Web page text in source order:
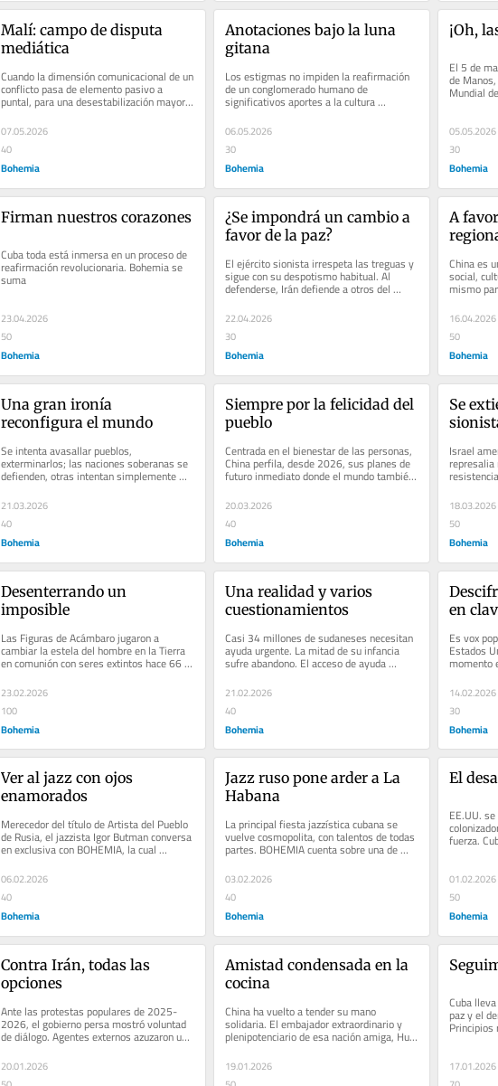
Malí: campo de disputa
mediática
Cuando la dimensión comunicacional de un
conflicto pasa de elemento pasivo a
puntal, para una desestabilización mayor,
no es algo casual
07.05.2026
40
Bohemia
Anotaciones bajo la luna
gitana
Los estigmas no impiden la reafirmación
de un conglomerado humano de
significativos aportes a la cultura
universal
06.05.2026
30
Bohemia
¡Oh,
El 5 de
de
Mundial
05.05.2026
30
Bohemia
Firman nuestros corazones
Cuba toda está inmersa en un proceso de
reafirmación revolucionaria. Bohemia se
suma
23.04.2026
50
Bohemia
¿Se impondrá un cambio a
favor de la paz?
El ejército sionista irrespeta las treguas y
sigue con su despotismo habitual. Al
defenderse, Irán defiende a otros del
colonialismo
22.04.2026
30
Bohemia
A
China es
social,
mismo
a quien le
16.04.2026
50
Bohemia
Una gran ironía
reconfigura el mundo
Se intenta avasallar pueblos,
exterminarlos; las naciones soberanas se
defienden, otras intentan simplemente
ser. ¿Hacia dónde va el mundo, cómo...
21.03.2026
40
Bohemia
Siempre por la felicidad del
pueblo
Centrada en el bienestar de las personas,
China perfila, desde 2026, sus planes de
futuro inmediato donde el mundo también
20.03.2026
40
Bohemia
Se
Israel
resistencia
18.03.2026
50
Bohemia
Desenterrando un
imposible
Las Figuras de Acámbaro jugaron a
cambiar la estela del hombre en la Tierra
en comunión con seres extintos hace 66
23.02.2026
100
Bohemia
Una realidad y varios
cuestionamientos
Casi 34 millones de sudaneses necesitan
ayuda urgente. La mitad de su infancia
sufre abandono. El acceso de ayuda
21.02.2026
40
Bohemia
en
Es vox
Estados
momento
14.02.2026
30
Bohemia
Ver al jazz con ojos
enamorados
Merecedor del título de Artista del Pueblo
de Rusia, el jazzista Igor Butman conversa
en exclusiva con BOHEMIA, la cual
comprueba su compromiso con...
06.02.2026
40
Bohemia
Jazz ruso pone arder a La
Habana
La principal fiesta jazzística cubana se
vuelve cosmopolita, con talentos de todas
partes. BOHEMIA cuenta sobre una de
esas experiencias La entrada...
03.02.2026
40
Bohemia
El
EE.UU.
fuerza.
01.02.2026
50
Bohemia
Contra Irán, todas las
opciones
Ante las protestas populares de 2025-
2026, el gobierno persa mostró voluntad
de diálogo. Agentes externos azuzaron un
clima de confrontación y...
20.01.2026
Amistad condensada en la
cocina
China ha vuelto a tender su mano
solidaria. El embajador extraordinario y
plenipotenciario de esa nación amiga, Hua
Xin, hizo entrega formal de un...
19.01.2026
Cuba
paz y el
Principios
pueblo
17.01.2026